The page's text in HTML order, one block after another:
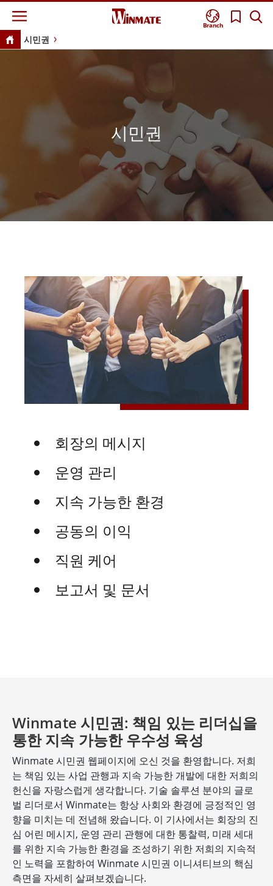
Branch
시민권
시민권
회장의 메시지
운영 관리
지속 가능한 환경
공동의 이익
직원 케어
보고서 및 문서
Winmate 시민권: 책임 있는 리더십을
통한 지속 가능한 우수성 육성
Winmate 시민권 웹페이지에 오신 것을 환영합니다. 저희
는 책임 있는 사업 관행과 지속 가능한 개발에 대한 저희의
헌신을 자랑스럽게 생각합니다. 기술 솔루션 분야의 글로
벌 리더로서 Winmate는 항상 사회와 환경에 긍정적인 영
향을 미치는 데 전념해 왔습니다. 이 기사에서는 회장의 진
심 어린 메시지, 운영 관리 관행에 대한 통찰력, 미래 세대
를 위한 지속 가능한 환경을 조성하기 위한 저희의 지속적
인 노력을 포함하여 Winmate 시민권 이니셔티브의 핵심
측면을 자세히 살펴보겠습니다.